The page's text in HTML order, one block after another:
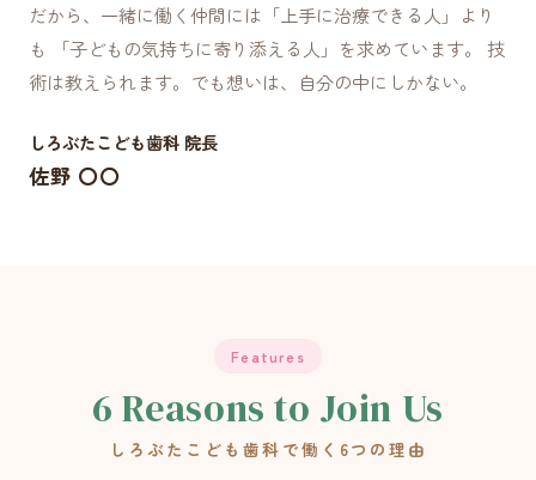
だから、一緒に働く仲間には「上手に治療できる人」より
も 「子どもの気持ちに寄り添える人」を求めています。 技
術は教えられます。でも想いは、自分の中にしかない。
しろぶたこども歯科 院長
佐野 〇〇
Features
6 Reasons to Join Us
しろぶたこども歯科で働く6つの理由